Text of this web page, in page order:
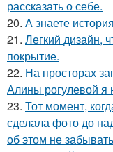
рассказать о себе.
20. А знаете
21. Легкий дизайн,
покрытие.
22. На просторах
Алины рогулевой я
23. Тот момент,
сделала фото до
об этом не